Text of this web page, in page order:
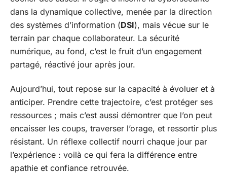
dans la dynamique collective, menée par la direction
des systèmes d’information (DSI), mais vécue sur le
terrain par chaque collaborateur. La sécurité
numérique, au fond, c’est le fruit d’un engagement
partagé, réactivé jour après jour.
Aujourd’hui, tout repose sur la capacité à évoluer et à
anticiper. Prendre cette trajectoire, c’est protéger ses
ressources ; mais c’est aussi démontrer que l’on peut
encaisser les coups, traverser l’orage, et ressortir plus
résistant. Un réflexe collectif nourri chaque jour par
l’expérience : voilà ce qui fera la différence entre
apathie et confiance retrouvée.